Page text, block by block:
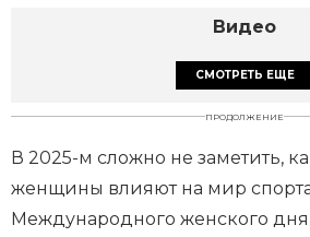
Видео
СМОТРЕТЬ ЕЩЕ
ПРОДОЛЖЕНИЕ
В 2025-м сложно не заметить,
женщины влияют на мир
Международного женского